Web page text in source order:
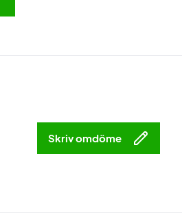
Skriv omdöme